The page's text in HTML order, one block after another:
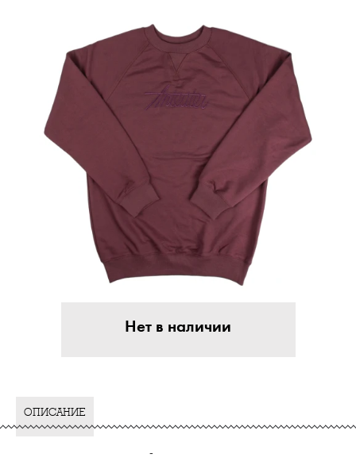
Нет в наличии
ОПИСАНИЕ
-